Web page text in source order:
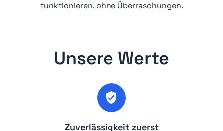
funktionieren, ohne Überraschungen.
Unsere Werte
Zuverlässigkeit zuerst